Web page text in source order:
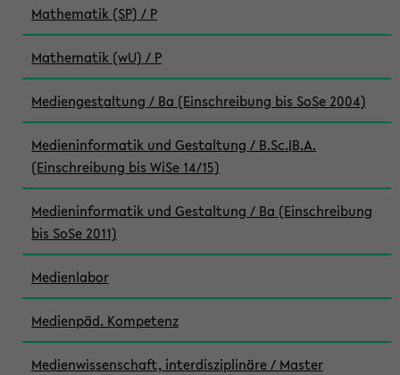
Mathematik (SP) / P
Mathematik (wU) / P
Mediengestaltung / Ba (Einschreibung bis SoSe 2004)
Medieninformatik und Gestaltung / B.Sc.|B.A.
(Einschreibung bis WiSe 14/15)
Medieninformatik und Gestaltung / Ba (Einschreibung
bis SoSe 2011)
Medienlabor
Medienpäd. Kompetenz
Medienwissenschaft, interdisziplinäre / Master